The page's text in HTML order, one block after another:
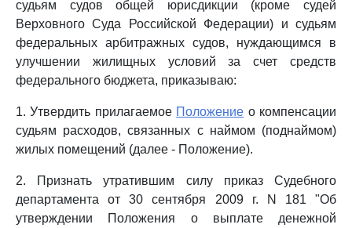
судьям судов общей юрисдикции (кроме судей
Верховного Суда Российской Федерации) и судьям
федеральных арбитражных судов, нуждающимся в
улучшении жилищных условий за счет средств
федерального бюджета, приказываю:
1. Утвердить прилагаемое Положение о компенсации
судьям расходов, связанных с наймом (поднаймом)
жилых помещений (далее - Положение).
2. Признать утратившим силу приказ Судебного
департамента от 30 сентября 2009 г. N 181 "Об
утверждении Положения о выплате денежной